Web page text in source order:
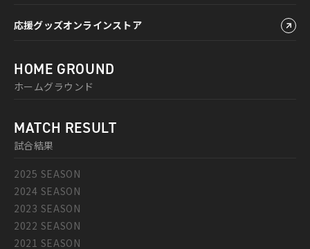
応援グッズオンラインストア
HOME GROUND
ホームグラウンド
MATCH RESULT
試合結果
2025 SEASON
2024 SEASON
2023 SEASON
2022 SEASON
2021 SEASON